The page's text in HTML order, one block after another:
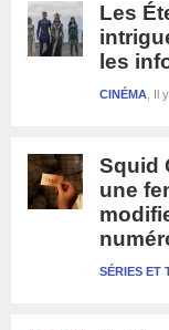
Les
les
Il
CINÉMA
Squid
une
SÉRIES ET